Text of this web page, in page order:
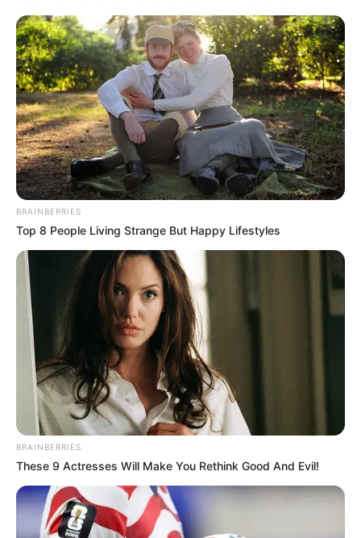
(foto: instagram/anggikabolsterli)
5. Ia juga termasuk gadis yang suka
BRAINBERRIES
Top 8 People Living Strange But Happy Lifestyles
BRAINBERRIES
These 9 Actresses Will Make You Rethink Good And Evil!